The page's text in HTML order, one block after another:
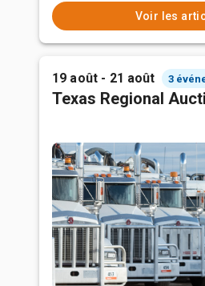
Voir les
19 août - 21 août 3
Texas Regional